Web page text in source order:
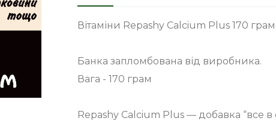
Вітаміни Repashy Calcium Plus 170 грам
Банка запломбована від виробника.
Вага - 170 грам
Repashy Calcium Plus — добавка “все в